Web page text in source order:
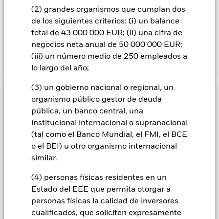
(2) grandes organismos que cumplan dos
de los siguientes criterios: (i) un balance
total de 43 000 000 EUR; (ii) una cifra de
negocios neta anual de 50 000 000 EUR;
(iii) un número medio de 250 empleados a
lo largo del año;
(3) un gobierno nacional o regional, un
organismo público gestor de deuda
pública, un banco central, una
institucional internacional o supranacional
(tal como el Banco Mundial, el FMI, el BCE
o el BEI) u otro organismo internacional
similar.
(4) personas físicas residentes en un
Estado del EEE que permita otorgar a
personas físicas la calidad de inversores
cualificados, que soliciten expresamente
valores. Debido a que el reparto de los ingresos por préstamos
de valores no incrementa los costes de funcionamiento del
Fondo, esto ha quedado excluido de los gastos corrientes.
Rentabilidad
Gráfico de rendimiento
Ver gráfico completo
El riesgo de crédito, los cambios en los tipos de interés y/o los
la rentabilidad de los títulos de renta fija. Las rebajas de la
calificación de solvencia potenciales o reales pueden
basan y pueden aumentar el volumen de las pérdidas y
ganancias, lo que se traduciría mayores oscilaciones en el
valor del Fondo. El impacto sobre el Fondo puede ser mayor
cuando los derivados se utilizan de una forma generalizada o
compleja.
Datos clave
Activos netos del Fondo
Fecha de lanzamiento del
Divisa base
Características del Fondo
Número de posiciones
a 30 jun 2026
Beta de las acciones a 3 años
Indicador de riesgo
Calificaciones